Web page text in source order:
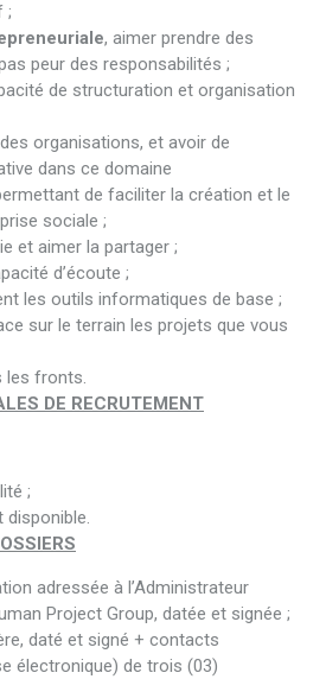
;
, aimer prendre des
peur des responsabilités ;
de structuration et organisation
organisations, et avoir de
dans ce domaine
de faciliter la création et le
sociale ;
et aimer la partager ;
d’écoute ;
les outils informatiques de base ;
sur le terrain les projets que vous
les fronts.
DE RECRUTEMENT
;
disponible.
adressée à l’Administrateur
Project Group, datée et signée ;
daté et signé + contacts
électronique) de trois (03)